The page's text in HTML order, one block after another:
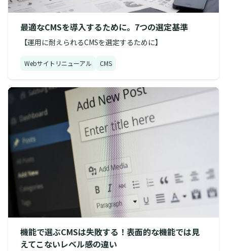
最適なCMSを導入するために。7つの選定基準
【運用に耐えられるCMSを選定するために】
Webサイトリニューアル CMS
機能で選ぶCMSは失敗する！表面的な機能では見
えてこないレベル感の違い